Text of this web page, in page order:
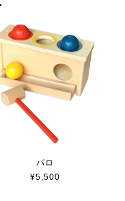
パロ
¥5,500